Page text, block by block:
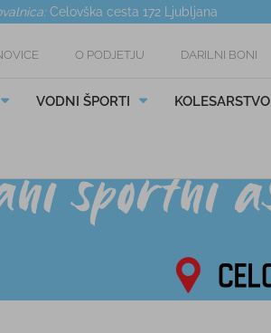
Celovška cesta 172Ljubljana
O PODJETJU DARILNI BONI
VODNI ŠPORTI KOLESARSTVO